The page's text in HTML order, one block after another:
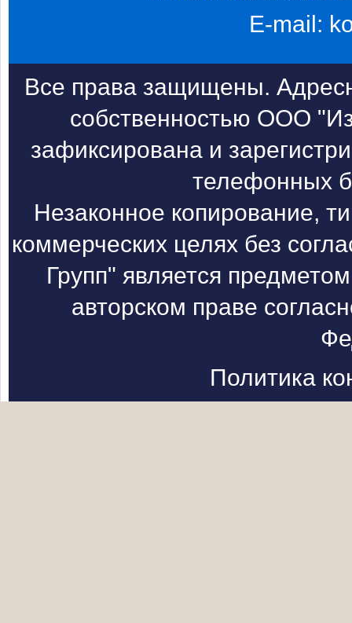
E-mail:
Все права защищены.
собственностью ООО
зафиксирована и
телефонных
Незаконное копирование,
коммерческих целях без
Групп" является
авторском праве
Политика